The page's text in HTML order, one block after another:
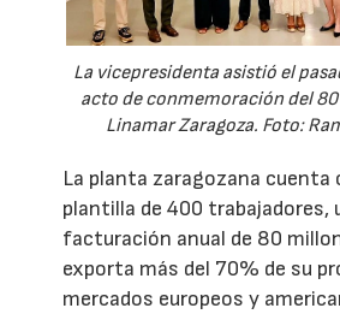
La vicepresidenta asistió el
acto de conmemoración del
Linamar Zaragoza. Foto:
La planta zaragozana cuenta
plantilla de 400 trabajadores,
facturación anual de 80
exporta más del 70% de su
mercados europeos y